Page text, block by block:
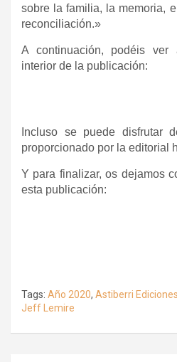
sobre la familia, la memoria,
reconciliación.»
A continuación, podéis ver
interior de la publicación:
Incluso se puede disfrutar
proporcionado por la editorial
Y para finalizar, os dejamos
esta publicación:
Tags: Año 2020, Astiberri Ediciones
Jeff Lemire